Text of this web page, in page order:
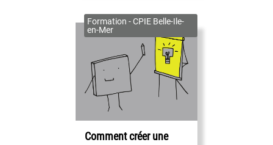
Formation - CPIE Belle-Ile-
en-Mer
Comment créer une